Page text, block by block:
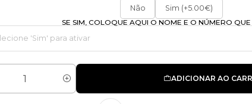
Não
Sim (+5.00€)
SE SIM, COLOQUE AQUI O NOME E O NÚMERO QUE
ADICIONAR AO